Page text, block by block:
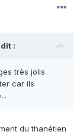
:
très jolis
car ils
du thanétien